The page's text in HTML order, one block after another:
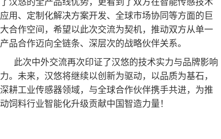
应用、定制化解决方案开发、全球市场协同等方面的巨
大合作空间，希望以此次交流为契机，推动双方从单一
产品合作迈向全链条、深层次的战略伙伴关系。
此次中外交流再次印证了汉悠的技术实力与品牌影响
力。未来，汉悠将继续以创新为驱动，以品质为基石，
深耕工业传感器领域，与全球合作伙伴携手共进，为推
动饲料行业智能化升级贡献中国智造力量！